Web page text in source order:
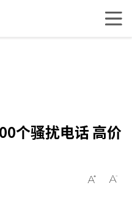
个骚扰电话 高价